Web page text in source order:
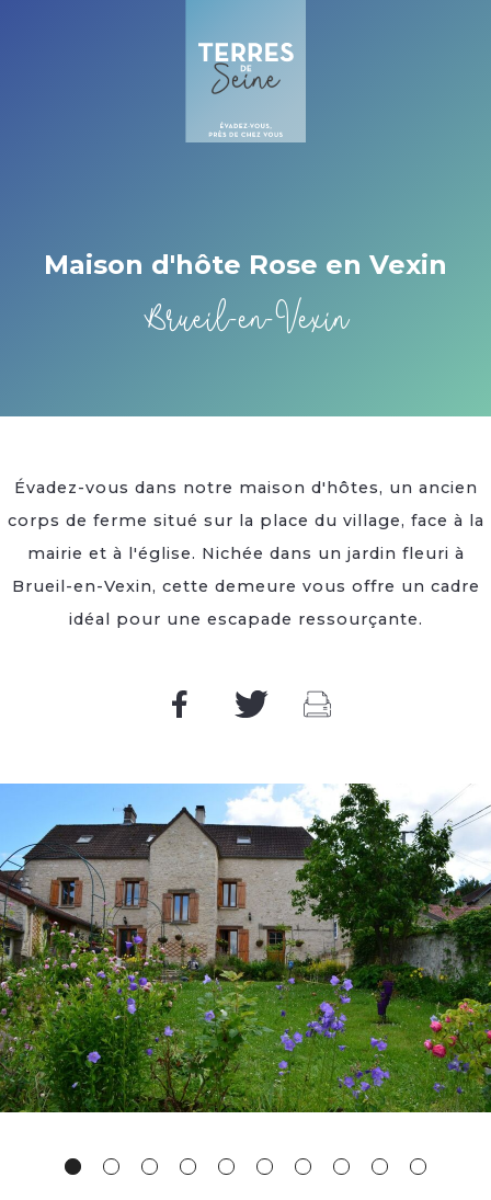
Maison d'hôte Rose en Vexin
Brueil-en-Vexin
Évadez-vous dans notre maison d'hôtes, un ancien
corps de ferme situé sur la place du village, face à la
mairie et à l'église. Nichée dans un jardin fleuri à
Brueil-en-Vexin, cette demeure vous offre un cadre
idéal pour une escapade ressourçante.